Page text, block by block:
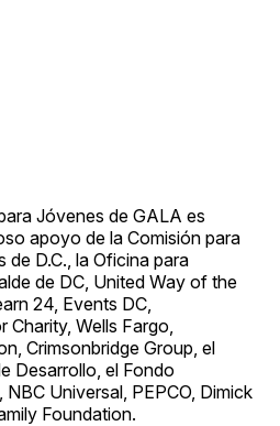
Jóvenes de GALA es
apoyo de la Comisión para
de D.C., la Oficina para
de DC, United Way of the
24, Events DC,
Wells Fargo,
Crimsonbridge Group, el
Desarrollo, el Fondo
Universal, PEPCO, Dimick
Foundation.